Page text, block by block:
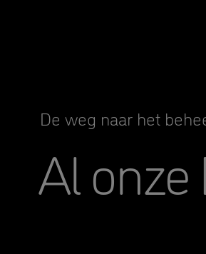
De weg naar het
Al onze